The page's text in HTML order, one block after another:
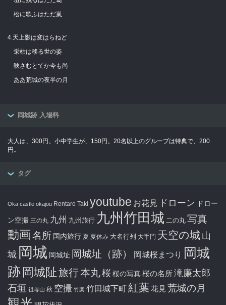
松に歌ふはただ嵐
4.天上影は変はらねど
栄枯は移る世の姿
映さむとてか今も尚
ああ荒城の夜半の月
岡城跡 入場料
大人は、300円。小中学生が、150円。20名以上のグループは特典で、200
円。
タグ
Oka castle okajou Rentaro Taki youtube お花見 ドローン ドロー
ン空撮 三の丸 九州 九州旅行 九州竹田城 二の丸 写真
動画名所 国内旅行 夏 夏休み 大名行列 大手門 天空の城 山
城 岡城 岡城址 岡城址（跡） 岡城桜まつり 岡城
跡 岡城阯旅行本丸桜桜の写真桜の名所滝廉太郎
石垣 祖母山 秋 空撮 竹楽 竹田城下町紅葉 花見 荒城の月